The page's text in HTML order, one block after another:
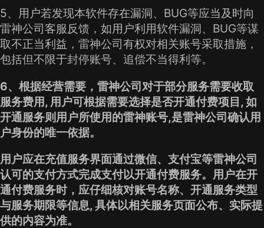
5、用户若发现本软件存在漏洞、BUG等应当及时向
雷神公司客服反馈，如用户利用软件漏洞、BUG等谋
取不正当利益，雷神公司有权对相关账号采取措施，
包括但不限于封停账号、追偿不当得利等。
6、根据经营需要，雷神公司对于部分服务需要收取
服务费用, 用户可根据需要选择是否开通付费项目, 如
开通服务则用户所使用的雷神账号,是雷神公司确认用
户身份的唯一依据。
用户应在充值服务界面通过微信、支付宝等雷神公司
认可的支付方式完成支付以开通付费服务。用户在开
通付费服务时，应仔细核对账号名称、开通服务类型
与服务期限等信息, 具体以相关服务页面公布、实际提
供的内容为准。